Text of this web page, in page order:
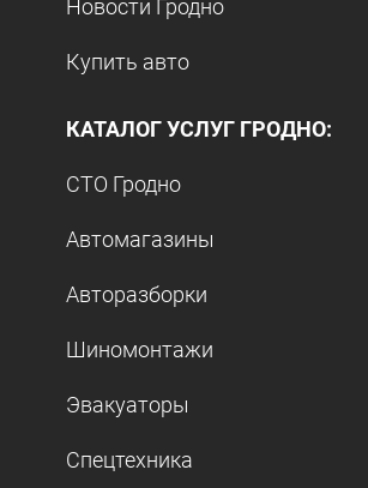
Новости Гродно
Купить авто
КАТАЛОГ УСЛУГ ГРОДНО:
СТО Гродно
Автомагазины
Авторазборки
Шиномонтажи
Эвакуаторы
Спецтехника